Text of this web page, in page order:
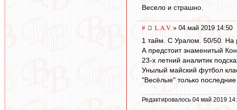
Весело и страшно.
# L.А.V. » 04 май 2019 14:50
1 тайм. С Уралом. 50/50. На
А предстоит знаменитый
23-х летний аналитик
Унылый майский футбол
"Весёлые" только
Редактировалось 04 май 2019